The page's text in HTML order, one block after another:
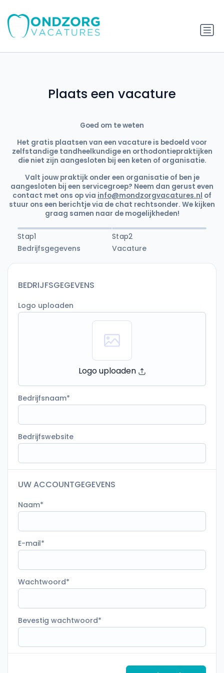
Plaats een vacature
Goed om te weten
Het gratis plaatsen van een vacature is bedoeld voor
zelfstandige tandheelkundige en orthodontiepraktijken
die niet zijn aangesloten bij een keten of organisatie.
Valt jouw praktijk onder een organisatie of ben je
aangesloten bij een servicegroep? Neem dan gerust even
contact met ons op via info@mondzorgvacatures.nl of
stuur ons een berichtje via de chat rechtsonder. We kijken
graag samen naar de mogelijkheden!
Stap1
Bedrijfsgegevens
Stap2
Vacature
BEDRIJFSGEGEVENS
Logo uploaden
Logo uploaden
Bedrijfsnaam
Bedrijfswebsite
UW ACCOUNTGEGEVENS
Naam
E-mail
Wachtwoord
Bevestig wachtwoord